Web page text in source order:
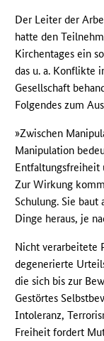
Der Leiter der
hatte den
Kirchentages ein
das u. a. Konflikte
Gesellschaft
Folgendes zum
»Zwischen
Manipulation
Entfaltungsfreiheit
Zur Wirkung
Schulung. Sie
Dinge heraus, je
Nicht verarbeitete
degenerierte
die sich bis zur
Gestörtes
Intoleranz,
Freiheit fordert